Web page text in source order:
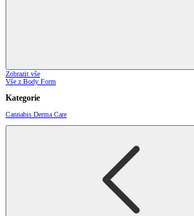
Zobrazit vše
Vše z Body Form
Kategorie
Cannabis Derma Care